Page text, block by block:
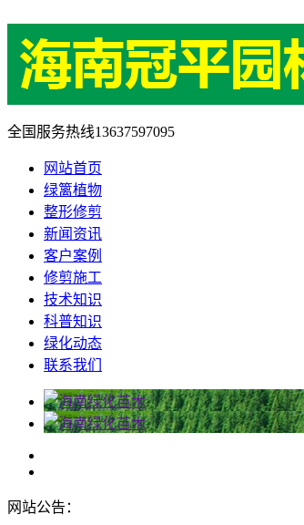
全国服务热线13637597095
网站首页
绿篱植物
整形修剪
新闻资讯
客户案例
修剪施工
技术知识
科普知识
绿化动态
联系我们
网站公告：